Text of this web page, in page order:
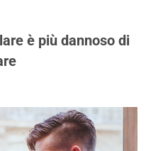
è più dannoso di